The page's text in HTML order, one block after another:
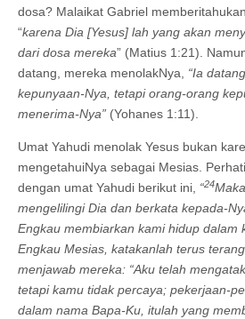
dosa? Malaikat Gabriel
“karena Dia [Yesus] lah yang akan
dari dosa mereka” (Matius 1:21).
datang, mereka menolakNya, “Ia
kepunyaan-Nya, tetapi orang-orang
menerima-Nya” (Yohanes 1:11).
Umat Yahudi menolak Yesus bukan
mengetahuiNya sebagai Mesias.
dengan umat Yahudi berikut ini, “24
mengelilingi Dia dan berkata kepada-
Engkau membiarkan kami hidup dalam
Engkau Mesias, katakanlah terus
menjawab mereka: “Aku telah
tetapi kamu tidak percaya; pekerjaan-
dalam nama Bapa-Ku, itulah yang